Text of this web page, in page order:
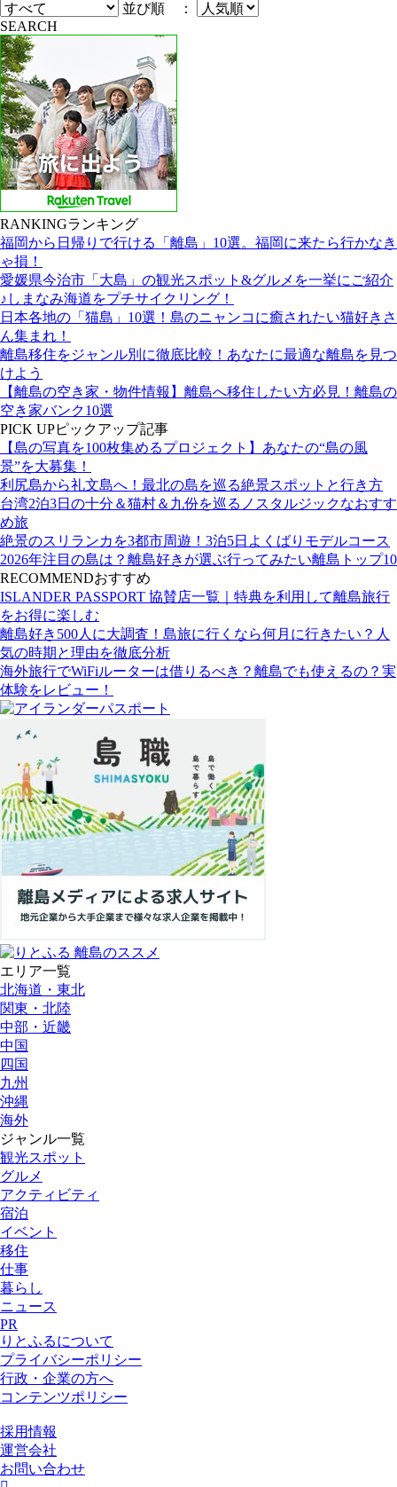
並び順 ：
SEARCH
RANKINGランキング
福岡から日帰りで行ける「離島」10選。福岡に来たら行かなき
ゃ損！
愛媛県今治市「大島」の観光スポット&グルメを一挙にご紹介
♪しまなみ海道をプチサイクリング！
日本各地の「猫島」10選！島のニャンコに癒されたい猫好きさ
ん集まれ！
離島移住をジャンル別に徹底比較！あなたに最適な離島を見つ
けよう
【離島の空き家・物件情報】離島へ移住したい方必見！離島の
空き家バンク10選
PICK UPピックアップ記事
【島の写真を100枚集めるプロジェクト】あなたの“島の風
景”を大募集！
利尻島から礼文島へ！最北の島を巡る絶景スポットと行き方
台湾2泊3日の十分＆猫村＆九份を巡るノスタルジックなおすす
め旅
絶景のスリランカを3都市周遊！3泊5日よくばりモデルコース
2026年注目の島は？離島好きが選ぶ行ってみたい離島トップ10
RECOMMENDおすすめ
ISLANDER PASSPORT 協賛店一覧｜特典を利用して離島旅行
をお得に楽しむ
離島好き500人に大調査！島旅に行くなら何月に行きたい？人
気の時期と理由を徹底分析
海外旅行でWiFiルーターは借りるべき？離島でも使えるの？実
体験をレビュー！
エリア一覧
北海道・東北
関東・北陸
中部・近畿
中国
四国
九州
沖縄
海外
ジャンル一覧
観光スポット
グルメ
アクティビティ
宿泊
イベント
移住
仕事
暮らし
ニュース
PR
りとふるについて
プライバシーポリシー
行政・企業の方へ
コンテンツポリシー
採用情報
運営会社
お問い合わせ